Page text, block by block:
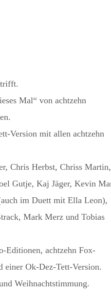
trifft.
Mal“ von achtzehn
Version mit allen achtzehn
Chris Herbst, Chriss Martin,
Gutje, Kaj Jäger, Kevin
im Duett mit Ella Leon),
Mark Merz und Tobias
Editionen, achtzehn Fox-
einer Ok-Dez-Tett-Version.
Weihnachtstimmung.